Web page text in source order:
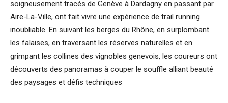
soigneusement tracés de Genève à Dardagny en passant par
Aire-La-Ville, ont fait vivre une expérience de trail running
inoubliable. En suivant les berges du Rhône, en surplombant
les falaises, en traversant les réserves naturelles et en
grimpant les collines des vignobles genevois, les coureurs ont
découverts des panoramas à couper le souffle alliant beauté
des paysages et défis techniques